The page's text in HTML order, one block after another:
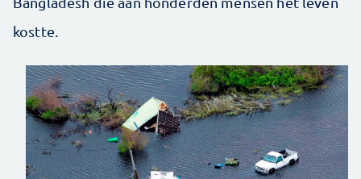
kostte.